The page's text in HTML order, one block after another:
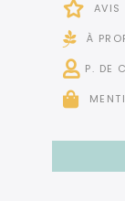
AVIS
À
P. DE